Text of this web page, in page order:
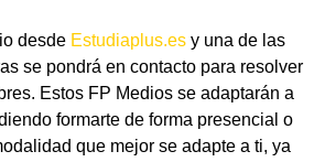
desde Estudiaplus.esy una de las
se pondrá en contacto para resolver
Estos FP Medios se adaptarán a
formarte de forma presencial o
que mejor se adapte a ti, ya